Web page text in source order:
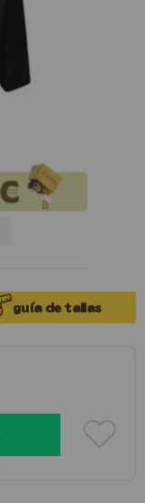
guía de tallas